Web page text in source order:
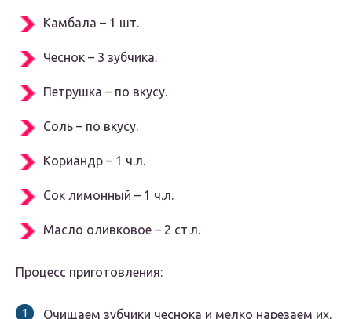
Камбала – 1 шт.
Чеснок – 3 зубчика.
Петрушка – по вкусу.
Соль – по вкусу.
Кориандр – 1 ч.л.
Сок лимонный – 1 ч.л.
Масло оливковое – 2 ст.л.
Процесс приготовления:
Очищаем зубчики чеснока и мелко нарезаем их.